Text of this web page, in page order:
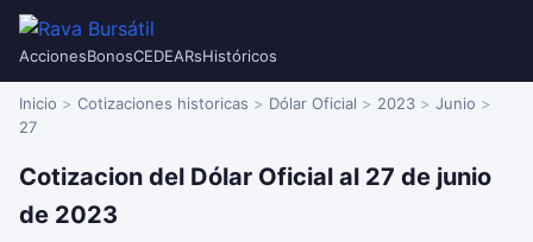
AccionesBonosCEDEARsHistóricos
Inicio Cotizaciones historicas Dólar Oficial 2023
Junio
27
Cotizacion del Dólar Oficial al 27 de junio
de 2023